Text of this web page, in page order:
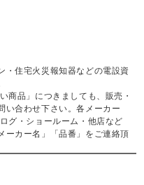
・住宅火災報知器などの電設資
商品」につきましても、販売・
い合わせ下さい。各メーカー
グ・ショールーム・他店など
ーカー名」「品番」をご連絡頂